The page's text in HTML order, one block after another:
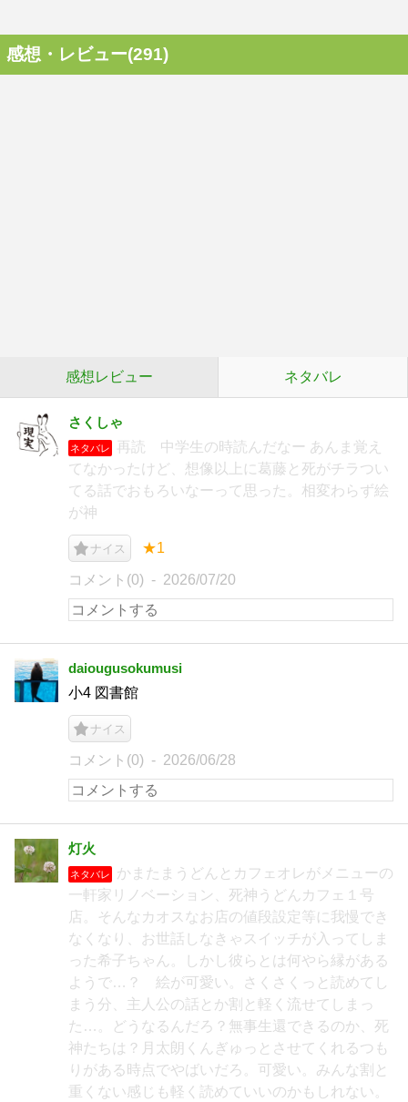
感想・レビュー(291)
感想レビュー ネタバレ
さくしゃ
ネタバレ
再読 中学生の時読んだなー あんま覚え
てなかったけど、想像以上に葛藤と死がチラつい
てる話でおもろいなーって思った。相変わらず絵
が神
ナイス ★1
コメント(0) 2026/07/20
daiougusokumusi
小4 図書館
ナイス
コメント(0) 2026/06/28
灯火
ネタバレ
かまたまうどんとカフェオレがメニューの
一軒家リノベーション、死神うどんカフェ１号
店。そんなカオスなお店の値段設定等に我慢でき
なくなり、お世話しなきゃスイッチが入ってしま
った希子ちゃん。しかし彼らとは何やら縁がある
ようで…？ 絵が可愛い。さくさくっと読めてし
まう分、主人公の話とか割と軽く流せてしまっ
た…。どうなるんだろ？無事生還できるのか、死
神たちは？月太朗くんぎゅっとさせてくれるつも
りがある時点でやばいだろ。可愛い。みんな割と
重くない感じも軽く読めていいのかもしれない。